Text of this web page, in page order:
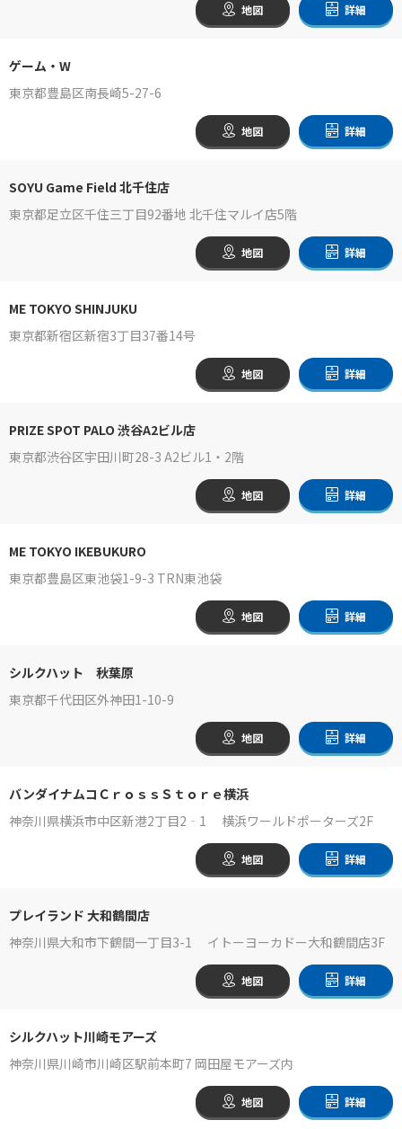
地図 詳細
ゲーム・W
東京都豊島区南長崎5-27-6
地図 詳細
SOYU Game Field 北千住店
東京都足立区千住三丁目92番地 北千住マルイ店5階
地図 詳細
ME TOKYO SHINJUKU
東京都新宿区新宿3丁目37番14号
地図 詳細
PRIZE SPOT PALO 渋谷A2ビル店
東京都渋谷区宇田川町28-3 A2ビル1・2階
地図 詳細
ME TOKYO IKEBUKURO
東京都豊島区東池袋1-9-3 TRN東池袋
地図 詳細
シルクハット 秋葉原
東京都千代田区外神田1-10-9
地図 詳細
バンダイナムコＣｒｏｓｓＳｔｏｒｅ横浜
神奈川県横浜市中区新港2丁目2‐1 横浜ワールドポーターズ2F
地図 詳細
プレイランド 大和鶴間店
神奈川県大和市下鶴間一丁目3-1 イトーヨーカドー大和鶴間店3F
地図 詳細
シルクハット川崎モアーズ
神奈川県川崎市川崎区駅前本町7 岡田屋モアーズ内
地図 詳細